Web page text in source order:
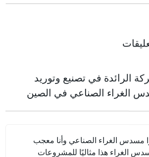
الرائدة في تصنيع وتوريد
الغراء الصناعي في الصين
مسدس الغراء الصناعي وأنا معجب
مسدس الغراء هذا مثاليًا للمشروعات